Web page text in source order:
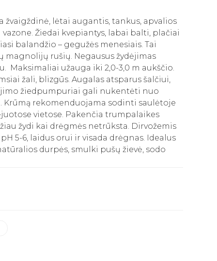
žvaigždinė, lėtai augantis, tankus, apvalios
Žiedai kvepiantys, labai balti, plačiai
balandžio – gegužės menesiais. Tai
magnolijų rušių. Negausus žydėjimas
Maksimaliai užauga iki 2,0-3,0 m aukščio.
žali, blizgūs. Augalas atsparus šalčiui,
žiedpumpuriai gali nukentėti nuo
Krūmą rekomenduojama sodinti saulėtoje
vietose. Pakenčia trumpalaikes
žydi kai drėgmės netrūksta. Dirvožemis
5-6, laidus orui ir visada drėgnas. Idealus
durpės, smulki pušų žievė, sodo